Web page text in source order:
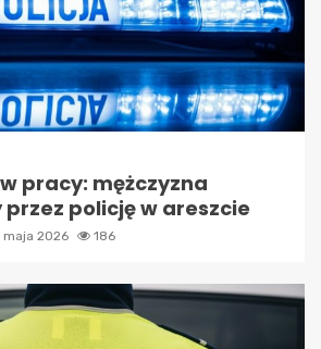
pracy: mężczyzna
policję w areszcie
maja 2026 186